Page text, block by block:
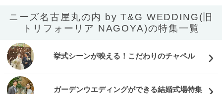
ニーズ名古屋丸の内 by T&G WEDDING(旧
トリフォーリア NAGOYA)の特集一覧
挙式シーンが映える！こだわりのチャペル
ガーデンウエディングができる結婚式場特集